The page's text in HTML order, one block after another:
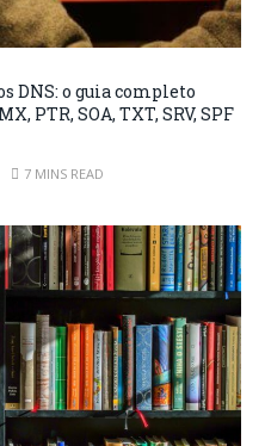
DNS: o guia completo
PTR, SOA, TXT, SRV, SPF
7 MINS READ